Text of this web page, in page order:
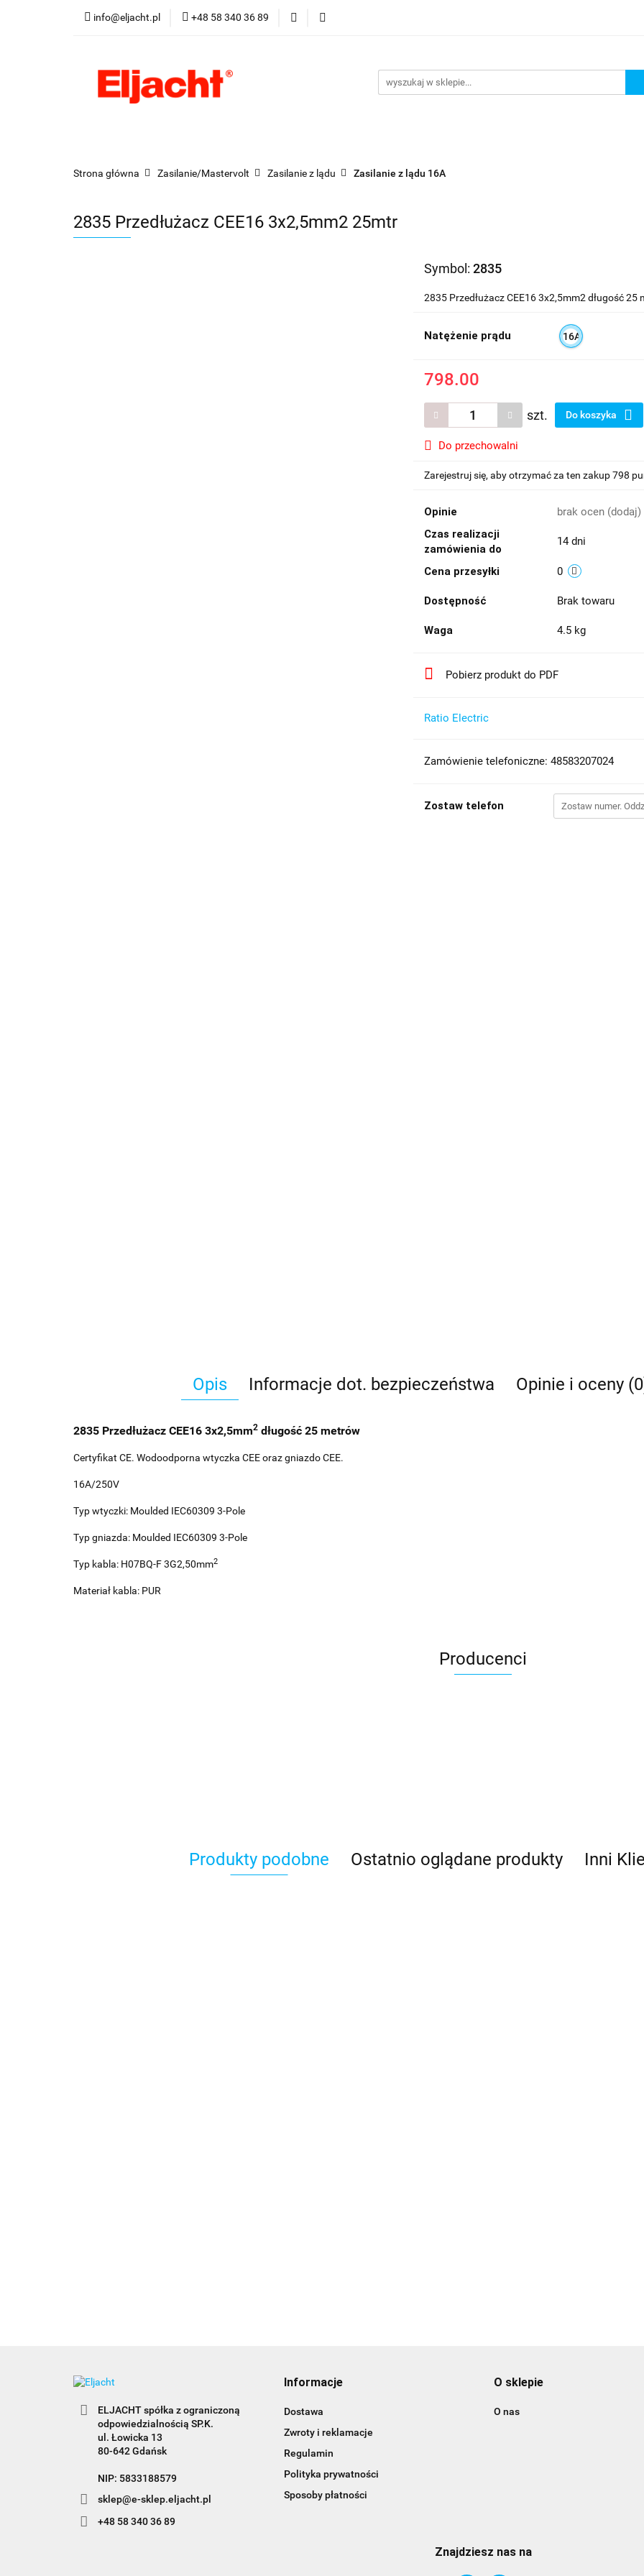
info@eljacht.pl +48 58 340 36 89
Kategorie Promocje
Strona główna Zasilanie/Mastervolt Zasilanie z lądu Zasilanie z lądu 16A
2835 Przedłużacz CEE16 3x2,5mm2 25mtr
Symbol: 2835
2835 Przedłużacz CEE16 3x2,5mm2 długość 25
Natężenie prądu 16A
798.00
szt. Do koszyka
Do przechowalni
Zarejestruj się, aby otrzymać za ten zakup 798
Opinie brak ocen (dodaj)
Czas realizacji
zamówienia do
14 dni
Cena przesyłki 0
Dostępność Brak towaru
Waga 4.5 kg
Pobierz produkt do PDF
Ratio Electric
Zamówienie telefoniczne: 48583207024
Zostaw telefon
Opis Informacje dot. bezpieczeństwa Opinie i oceny
2835 Przedłużacz CEE16 3x2,5mm2 długość 25 metrów
Certyfikat CE. Wodoodporna wtyczka CEE oraz gniazdo CEE.
16A/250V
Typ wtyczki: Moulded IEC60309 3-Pole
Typ gniazda: Moulded IEC60309 3-Pole
Typ kabla: H07BQ-F 3G2,50mm2
Materiał kabla: PUR
Producenci
Produkty podobne Ostatnio oglądane produkty Inni
ELJACHT spółka z ograniczoną
odpowiedzialnością SP.K.
ul. Łowicka 13
80-642 Gdańsk
NIP: 5833188579
sklep@e-sklep.eljacht.pl
+48 58 340 36 89
Informacje
Dostawa
Zwroty i reklamacje
Regulamin
Polityka prywatności
Sposoby płatności
O sklepie
O nas
Znajdziesz nas na